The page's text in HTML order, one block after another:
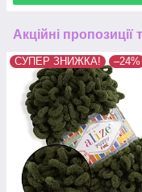
Акційні пропозиції
СУПЕР ЗНИЖКА! –24%